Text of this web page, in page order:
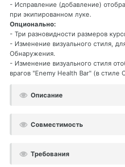
- Исправление (добавление)
при экипированном луке.
Опционально:
- Три разновидности размеров
- Изменение визуального стиля,
Обнаружения.
- Изменение визуального стиля
врагов "Enemy Health Bar" (в стиле
Описание
Совместимость
Требования